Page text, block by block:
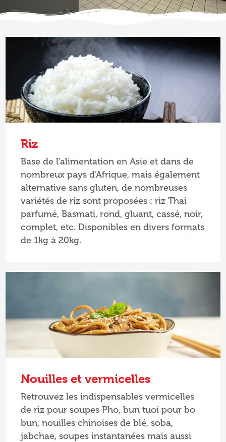
Riz
Base de l’alimentation en Asie et dans de
nombreux pays d’Afrique, mais également
alternative sans gluten, de nombreuses
variétés de riz sont proposées : riz Thai
parfumé, Basmati, rond, gluant, cassé, noir,
complet, etc. Disponibles en divers formats
de 1kg à 20kg.
Nouilles et vermicelles
Retrouvez les indispensables vermicelles
de riz pour soupes Pho, bun tuoi pour bo
bun, nouilles chinoises de blé, soba,
jabchae, soupes instantanées mais aussi